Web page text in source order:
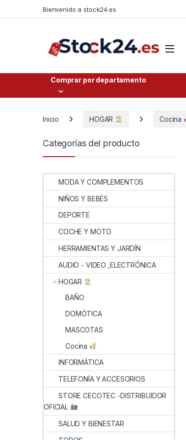
Bienvenido a stock24.es
Open
Comprar por departamento
Inicio HOGAR Cocina
Categorías del producto
MODA Y COMPLEMENTOS
NIÑOS Y BEBÉS
DEPORTE
COCHE Y MOTO
HERRAMIENTAS Y JARDÍN
AUDIO - VIDEO ,ELECTRÓNICA
HOGAR
BAÑO
DOMÓTICA
MASCOTAS
Cocina
INFORMÁTICA
TELEFONÍA Y ACCESORIOS
STORE CECOTEC -DISTRIBUIDOR
OFICIAL
SALUD Y BIENESTAR